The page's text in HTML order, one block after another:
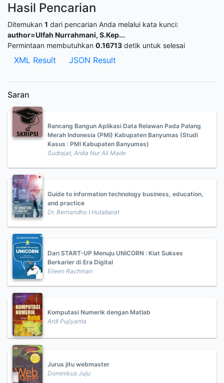
Hasil Pencarian
Ditemukan 1 dari pencarian Anda melalui kata kunci:
author=Ulfah Nurrahmani, S.Kep...
Permintaan membutuhkan 0.16713 detik untuk selesai
XML Result JSON Result
Saran
Rancang Bangun Aplikasi Data Relawan Pada Palang
Merah Indonesia (PMI) Kabupaten Banyumas (Studi
Kasus : PMI Kabupaten Banyumas)
Sudrajat, Ardia Nur Ali Made
Guide to information technology business, education,
and practice
Dr. Bernaridho I Hutabarat
Dari START-UP Menuju UNICORN : Kiat Sukses
Berkarier di Era Digital
Eileen Rachman
Komputasi Numerik dengan Matlab
Ardi Pujiyanta
Jurus jitu webmaster
Dominikus Juju